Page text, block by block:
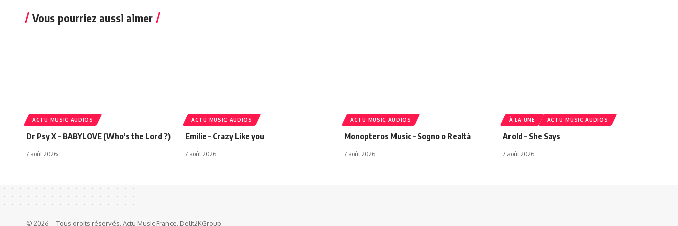
Vous pourriez aussi aimer
ACTU MUSIC AUDIOS
Dr Psy X – BABYLOVE (Who’s the Lord ?)
7 août 2026
ACTU MUSIC AUDIOS
Emilie – Crazy Like you
7 août 2026
ACTU MUSIC AUDIOS
Monopteros Music – Sogno o Realtà
7 août 2026
À LA UNE ACTU MUSIC AUDIOS
Arold – She Says
7 août 2026
© 2026 – Tous droits réservés. Actu Music France. Delit2KGroup